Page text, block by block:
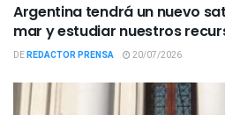
Argentina tendrá un nuevo
mar y estudiar nuestros
DEREDACTOR PRENSA 20/07/2026